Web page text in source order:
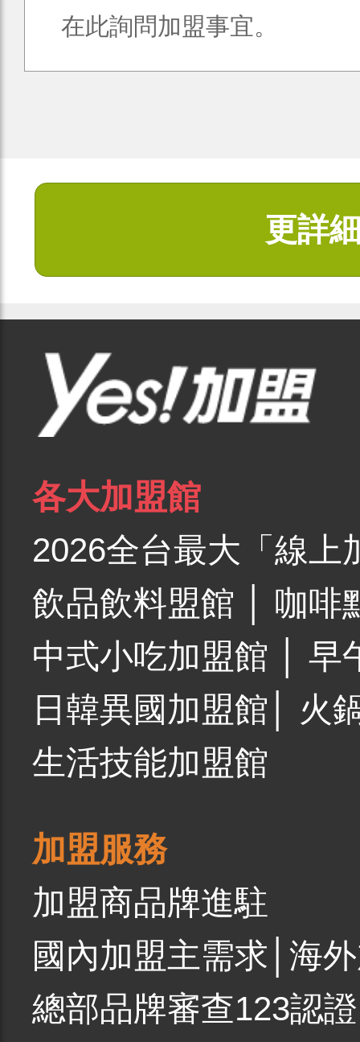
在此詢問加盟事宜。
更詳
各大加盟館
2026全台最大「線上
飲品飲料盟館
咖啡
中式小吃加盟館
早
日韓異國加盟館
火
生活技能加盟館
加盟服務
加盟商品牌進駐
國內加盟主需求 海
總部品牌審查123認證